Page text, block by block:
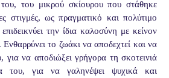
του μικρού σκίουρου που στάθηκε
στιγμές, ως πραγματικό και πολύτιμο
την ίδια καλοσύνη με κείνον
το ζωάκι να αποδεχτεί και να
για να αποδιώξει γρήγορα τη σκοτεινιά
του, για να γαληνέψει ψυχικά και